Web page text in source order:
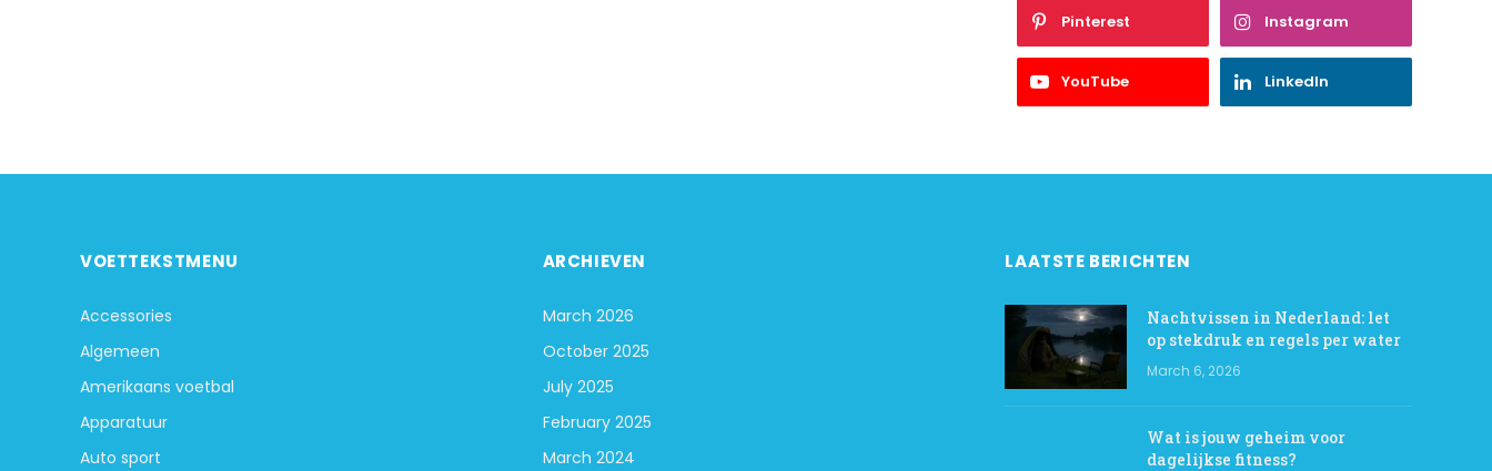
Pinterest Instagram
YouTube LinkedIn
VOETTEKSTMENU
Accessories
Algemeen
Amerikaans voetbal
Apparatuur
Auto sport
ARCHIEVEN
March 2026
October 2025
July 2025
February 2025
March 2024
LAATSTE BERICHTEN
Nachtvissen in Nederland: let
op stekdruk en regels per water
March 6, 2026
Wat is jouw geheim voor
dagelijkse fitness?